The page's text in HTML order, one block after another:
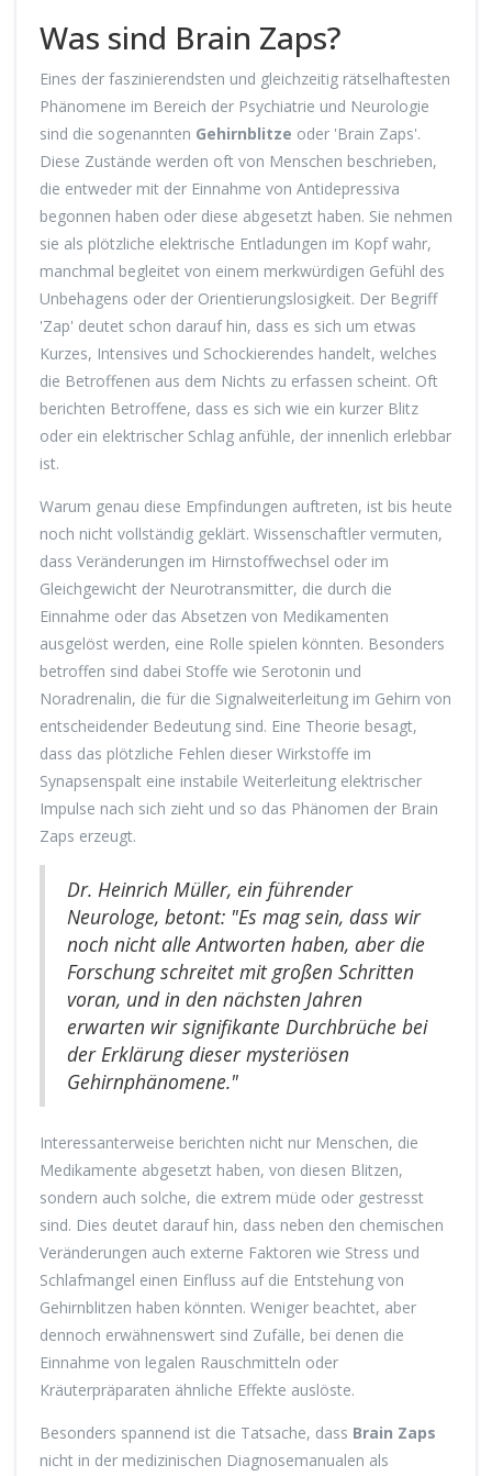
Was sind Brain Zaps?
Eines der faszinierendsten und gleichzeitig rätselhaftesten
Phänomene im Bereich der Psychiatrie und Neurologie
sind die sogenannten Gehirnblitze oder 'Brain Zaps'.
Diese Zustände werden oft von Menschen beschrieben,
die entweder mit der Einnahme von Antidepressiva
begonnen haben oder diese abgesetzt haben. Sie nehmen
sie als plötzliche elektrische Entladungen im Kopf wahr,
manchmal begleitet von einem merkwürdigen Gefühl des
Unbehagens oder der Orientierungslosigkeit. Der Begriff
'Zap' deutet schon darauf hin, dass es sich um etwas
Kurzes, Intensives und Schockierendes handelt, welches
die Betroffenen aus dem Nichts zu erfassen scheint. Oft
berichten Betroffene, dass es sich wie ein kurzer Blitz
oder ein elektrischer Schlag anfühle, der innenlich erlebbar
ist.
Warum genau diese Empfindungen auftreten, ist bis heute
noch nicht vollständig geklärt. Wissenschaftler vermuten,
dass Veränderungen im Hirnstoffwechsel oder im
Gleichgewicht der Neurotransmitter, die durch die
Einnahme oder das Absetzen von Medikamenten
ausgelöst werden, eine Rolle spielen könnten. Besonders
betroffen sind dabei Stoffe wie Serotonin und
Noradrenalin, die für die Signalweiterleitung im Gehirn von
entscheidender Bedeutung sind. Eine Theorie besagt,
dass das plötzliche Fehlen dieser Wirkstoffe im
Synapsenspalt eine instabile Weiterleitung elektrischer
Impulse nach sich zieht und so das Phänomen der Brain
Zaps erzeugt.
Dr. Heinrich Müller, ein führender
Neurologe, betont: "Es mag sein, dass wir
noch nicht alle Antworten haben, aber die
Forschung schreitet mit großen Schritten
voran, und in den nächsten Jahren
erwarten wir signifikante Durchbrüche bei
der Erklärung dieser mysteriösen
Gehirnphänomene."
Interessanterweise berichten nicht nur Menschen, die
Medikamente abgesetzt haben, von diesen Blitzen,
sondern auch solche, die extrem müde oder gestresst
sind. Dies deutet darauf hin, dass neben den chemischen
Veränderungen auch externe Faktoren wie Stress und
Schlafmangel einen Einfluss auf die Entstehung von
Gehirnblitzen haben könnten. Weniger beachtet, aber
dennoch erwähnenswert sind Zufälle, bei denen die
Einnahme von legalen Rauschmitteln oder
Kräuterpräparaten ähnliche Effekte auslöste.
Besonders spannend ist die Tatsache, dass Brain Zaps
nicht in der medizinischen Diagnosemanualen als